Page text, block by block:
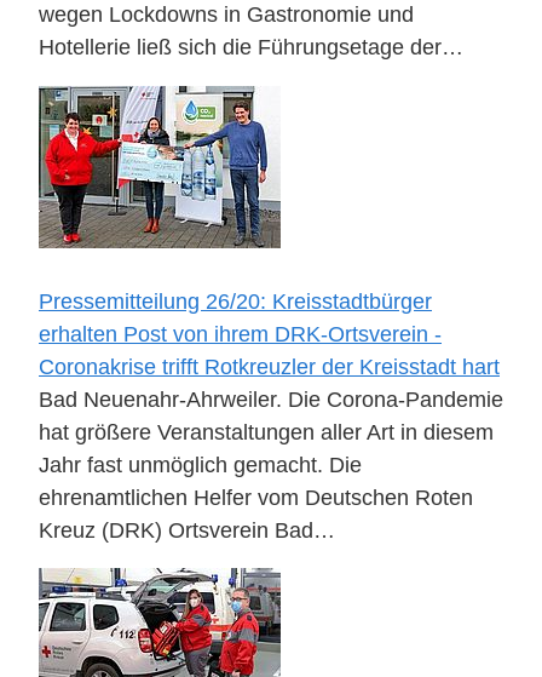
wegen Lockdowns in Gastronomie und
Hotellerie ließ sich die Führungsetage der…
Pressemitteilung 26/20: Kreisstadtbürger
erhalten Post von ihrem DRK-Ortsverein -
Coronakrise trifft Rotkreuzler der Kreisstadt hart
Bad Neuenahr-Ahrweiler. Die Corona-Pandemie
hat größere Veranstaltungen aller Art in diesem
Jahr fast unmöglich gemacht. Die
ehrenamtlichen Helfer vom Deutschen Roten
Kreuz (DRK) Ortsverein Bad…